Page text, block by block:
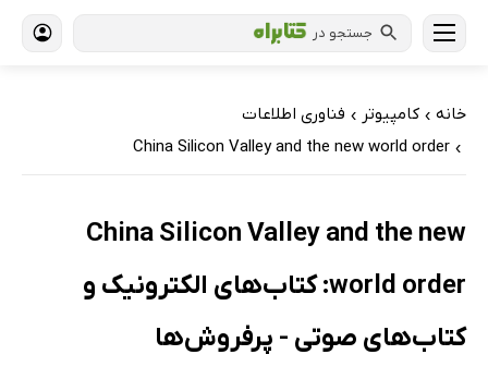
جستجو در
خانه › کامپیوتر › فناوری اطلاعات
›
China Silicon Valley and the new world order
China Silicon Valley and the new
world order: کتاب‌های الکترونیک و
کتاب‌های صوتی - پرفروش‌ها